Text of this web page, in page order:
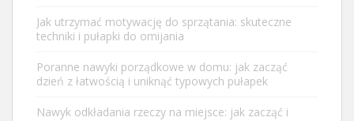
Jak utrzymać motywację do sprzątania: skuteczne
techniki i pułapki do omijania
Poranne nawyki porządkowe w domu: jak zacząć
dzień z łatwością i uniknąć typowych pułapek
Nawyk odkładania rzeczy na miejsce: jak zacząć i